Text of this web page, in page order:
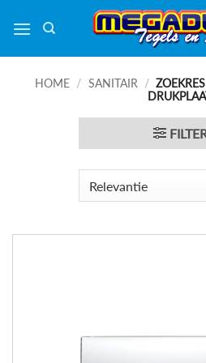
naar
HOME / SANITAIR /